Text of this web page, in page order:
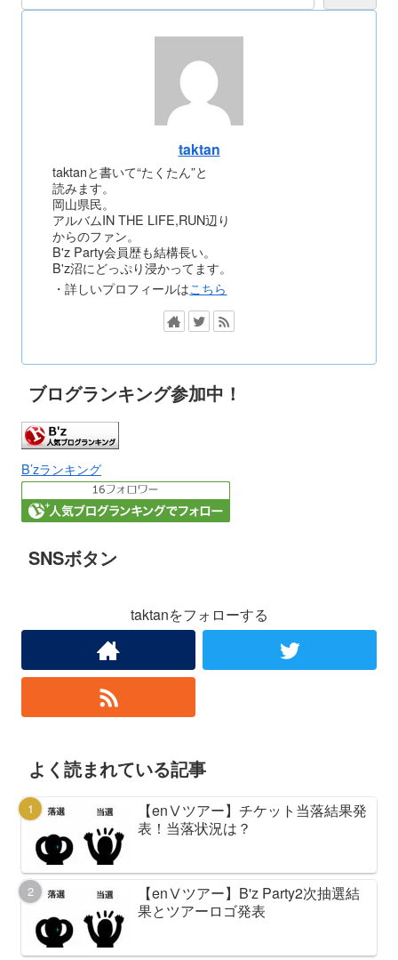
taktan
taktanと書いて“たくたん”と
読みます。
岡山県民。
アルバムIN THE LIFE,RUN辺り
からのファン。
B'z Party会員歴も結構長い。
B'z沼にどっぷり浸かってます。
・詳しいプロフィールはこちら
ブログランキング参加中！
B’zランキング
SNSボタン
taktanをフォローする
よく読まれている記事
【enⅤツアー】チケット当落結果発
表！当落状況は？
【enⅤツアー】B'z Party2次抽選結
果とツアーロゴ発表